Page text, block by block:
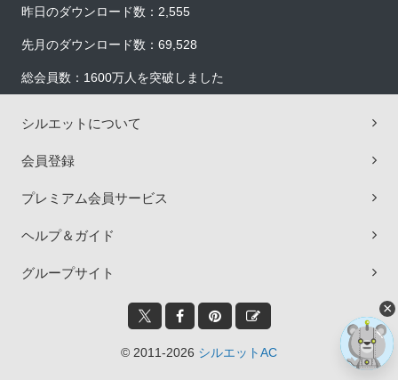
昨日のダウンロード数：2,555
先月のダウンロード数：69,528
総会員数：1600万人を突破しました
シルエットについて
会員登録
プレミアム会員サービス
ヘルプ＆ガイド
グループサイト
© 2011-2026 シルエットAC
×